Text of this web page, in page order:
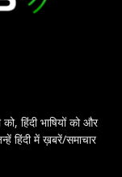
हिंदी भाषियों को और
हिंदी में ख़बरें/समाचार